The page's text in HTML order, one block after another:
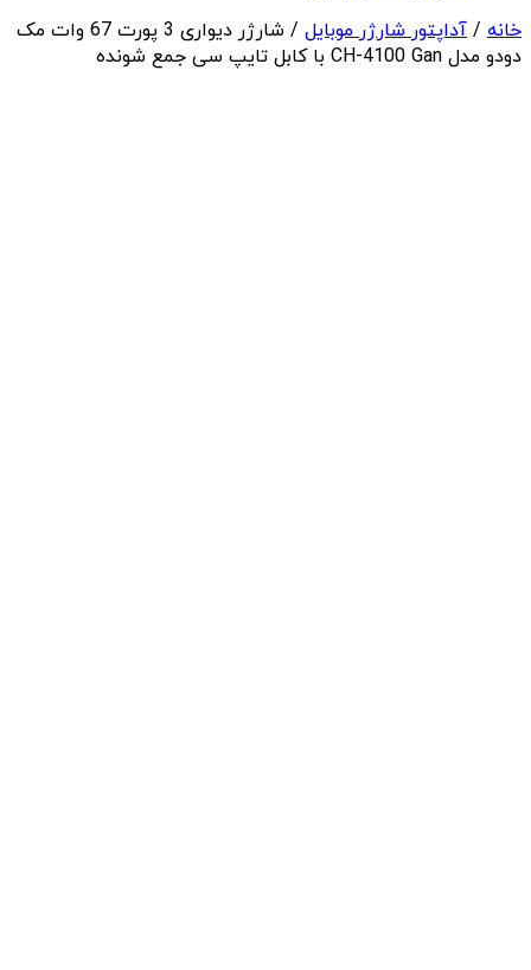
خانه / آداپتور شارژر موبایل
/ شارژر دیواری 3 پورت 67 وات مک
دودو مدل CH-4100 Gan با کابل تایپ سی جمع شونده